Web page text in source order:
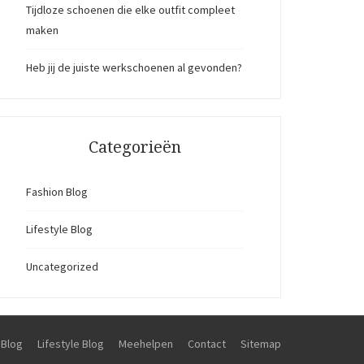
Tijdloze schoenen die elke outfit compleet
maken
Heb jij de juiste werkschoenen al gevonden?
Categorieën
Fashion Blog
Lifestyle Blog
Uncategorized
Lifestyle Blog Meehelpen Contact Sitemap